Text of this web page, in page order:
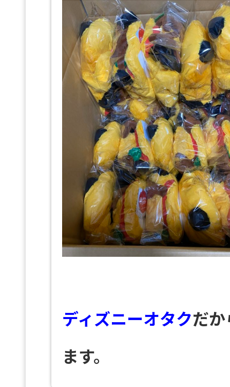
ディズニーオタクだ
ます。